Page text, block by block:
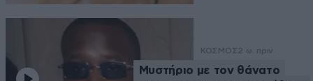
ΚΟΣΜΟΣ2 ω. πριν
Μυστήριο με τον θάνατο